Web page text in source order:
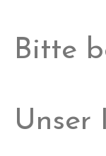
Bitte
Unser